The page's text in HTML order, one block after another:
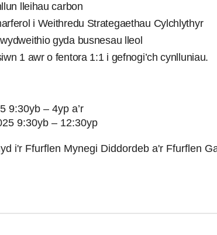
lleihau carbon
i Weithredu Strategaethau Cylchlythyr
gyda busnesau lleol
1 awr o fentora 1:1 i gefnogi’ch cynlluniau.
9:30yb – 4yp a’r
9:30yb – 12:30yp
i'r Ffurflen Mynegi Diddordeb a'r Ffurflen